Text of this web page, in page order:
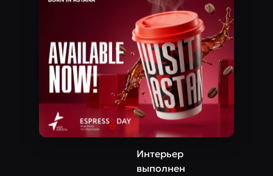
классическим
рецептам,
а
также
фирменные
напитки
с
восточными
специями.
Интерьер
выполнен
Проспект Мангилик Ел, 27
+7‒777‒673‒11‒11